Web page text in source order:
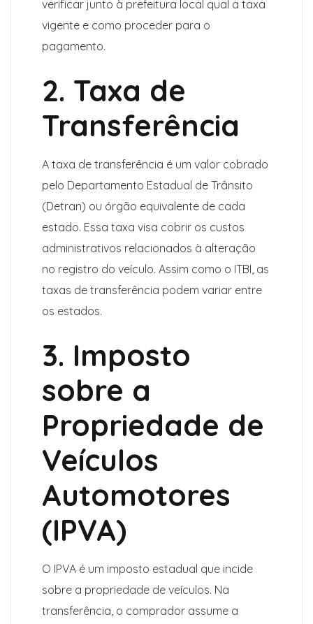
verificar junto à prefeitura local qual a taxa
vigente e como proceder para o
pagamento.
2. Taxa de
Transferência
A taxa de transferência é um valor cobrado
pelo Departamento Estadual de Trânsito
(Detran) ou órgão equivalente de cada
estado. Essa taxa visa cobrir os custos
administrativos relacionados à alteração
no registro do veículo. Assim como o ITBI, as
taxas de transferência podem variar entre
os estados.
3. Imposto
sobre a
Propriedade de
Veículos
Automotores
(IPVA)
O IPVA é um imposto estadual que incide
sobre a propriedade de veículos. Na
transferência, o comprador assume a